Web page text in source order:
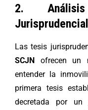
2.
Las tesis
SCJN ofrecen un
entender la
primera tesis
decretada por un